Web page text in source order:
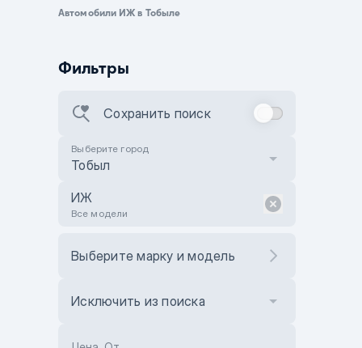
Автомобили ИЖ в Тобыле
Фильтры
Сохранить поиск
Выберите город
Тобыл
ИЖ
Все модели
Выберите марку и модель
Исключить из поиска